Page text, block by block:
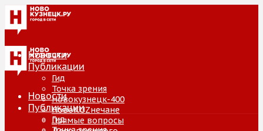
Новости
Публикации
Гид
Точка зрения
Новокузнецк-400
НовоKUZнечане
Прямые вопросы
Новости
Публикации
Гид